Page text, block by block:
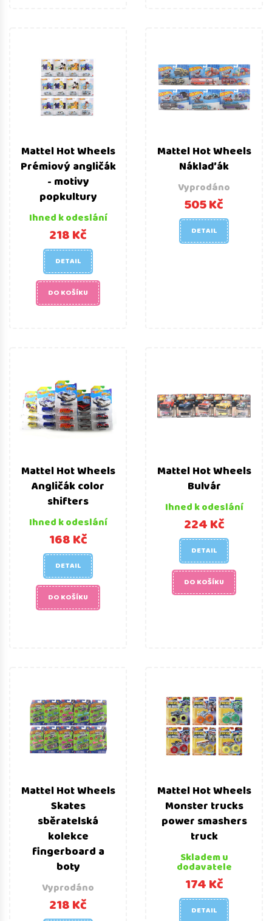
Mattel Hot Wheels
Prémiový angličák
- motivy
popkultury
Ihned k odeslání
218 Kč
DETAIL
DO KOŠÍKU
Mattel Hot Wheels
Náklaďák
Vyprodáno
505 Kč
DETAIL
Mattel Hot Wheels
Angličák color
shifters
Ihned k odeslání
168 Kč
DETAIL
DO KOŠÍKU
Mattel Hot Wheels
Bulvár
Ihned k odeslání
224 Kč
DETAIL
DO KOŠÍKU
Mattel Hot Wheels
Skates
sběratelská
kolekce
fingerboard a
boty
Vyprodáno
218 Kč
Mattel Hot Wheels
Monster trucks
power smashers
truck
Skladem u
dodavatele
174 Kč
DETAIL